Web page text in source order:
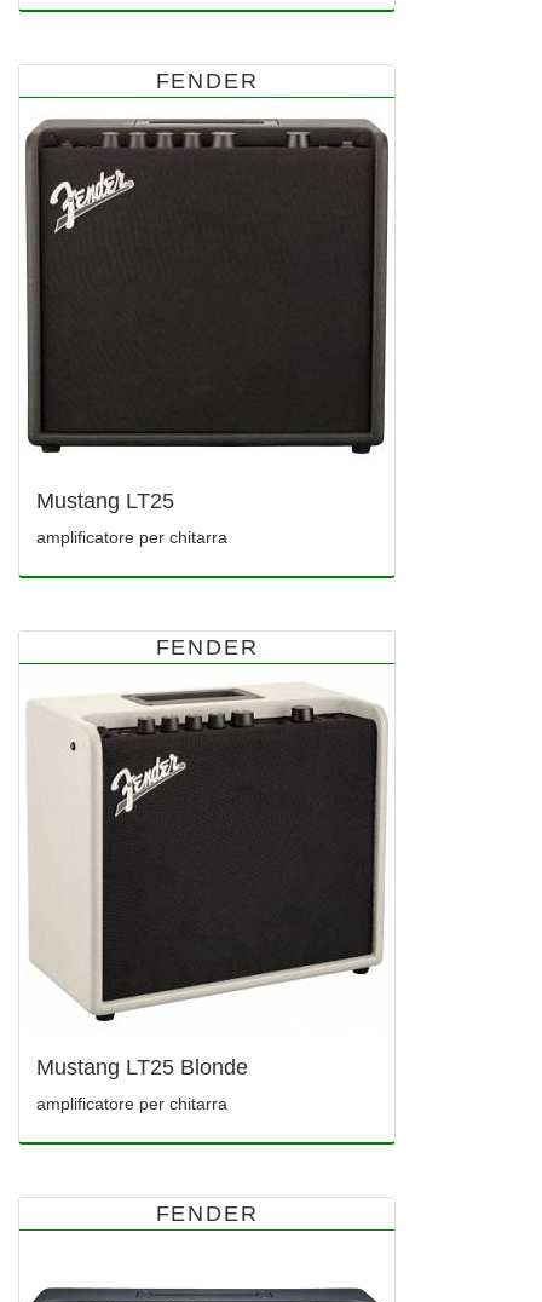
FENDER
Mustang LT25
amplificatore per chitarra
FENDER
Mustang LT25 Blonde
amplificatore per chitarra
FENDER